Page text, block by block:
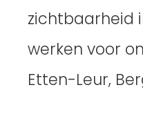
zichtbaarheid
werken voor
Etten-Leur,